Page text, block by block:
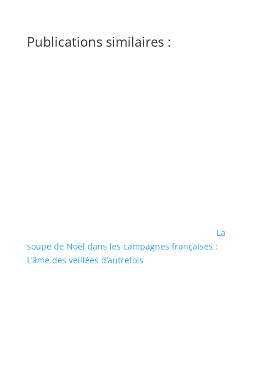
Publications similaires :
La
soupe de Noël dans les campagnes françaises :
L’âme des veillées d’autrefois